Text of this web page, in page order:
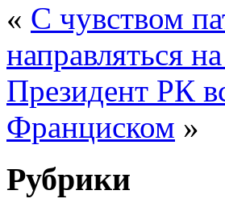
« С чувством
направляться
Президент РК
Франциском »
Рубрики